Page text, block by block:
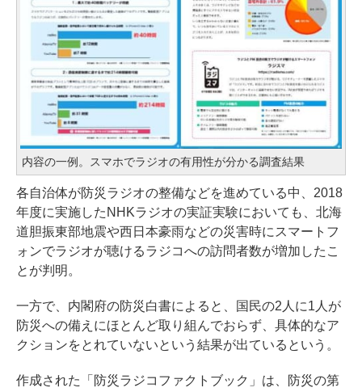
内容の一例。スマホでラジオの有用性が分かる調査結果
各自治体が防災ラジオの整備などを進めている中、2018
年度に実施したNHKラジオの実証実験においても、北海
道胆振東部地震や西日本豪雨などの災害時にスマートフ
ォンでラジオが聴けるラジコへの訪問者数が増加したこ
とが判明。
一方で、内閣府の防災白書によると、国民の2人に1人が
防災への備えにほとんど取り組んでおらず、具体的なア
クションをとれていないという結果が出ているという。
作成された「防災ラジコファクトブック」は、防災の第